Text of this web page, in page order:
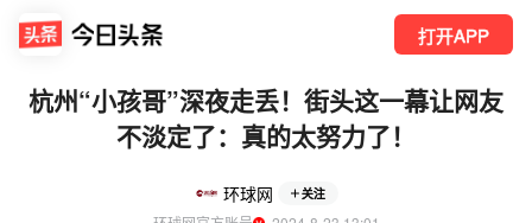
打开APP
杭州“小孩哥”深夜走丢！街头这一幕让网友
不淡定了：真的太努力了！
环球网 关注